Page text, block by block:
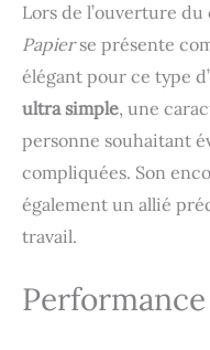
Lors de l’ouverture du
Papierse présente
élégant pour ce type
ultra simple, une
personne souhaitant
compliquées. Son
également un allié
travail.